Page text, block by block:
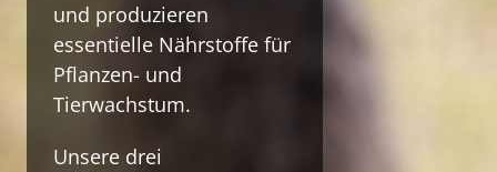
und produzieren
essentielle Nährstoffe für
Pflanzen- und
Tierwachstum.
Unsere drei